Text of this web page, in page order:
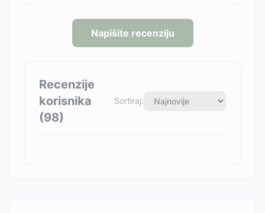
Napišite recenziju
Recenzije
korisnika
(98)
Sortiraj: